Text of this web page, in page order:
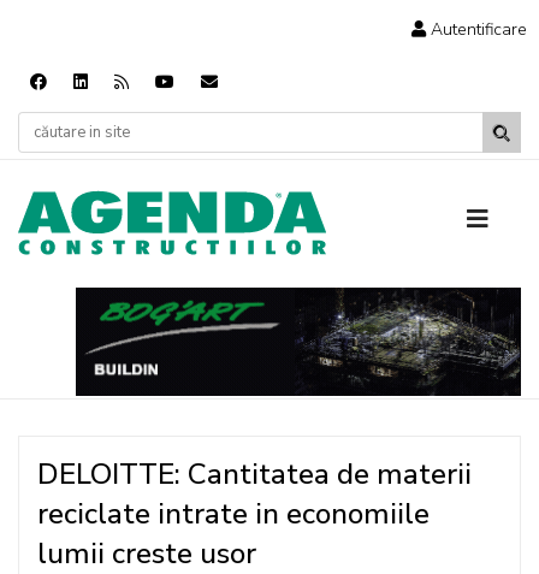
Autentificare
DELOITTE: Cantitatea de materii
reciclate intrate in economiile
lumii creste usor